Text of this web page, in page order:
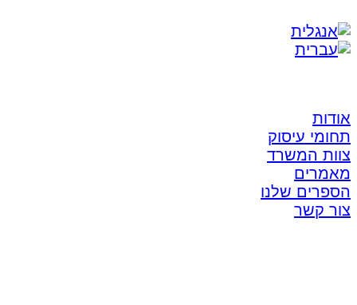
אודות
תחומי עיסוק
צוות המשרד
מאמרים
הספרים שלנו
צור קשר